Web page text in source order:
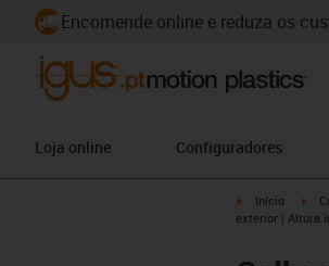
Encomende online e reduza os
Loja online Configuradores
igus-icon-
Início
exterior | Altura